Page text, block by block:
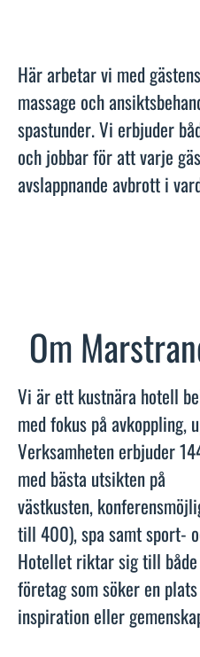
Här arbetar vi med
massage och
spastunder. Vi erbjuder
och jobbar för att varje
avslappnande avbrott i
Om
Vi är ett kustnära hotell
med fokus på avkoppling,
Verksamheten erbjuder
med bästa utsikten på
västkusten,
till 400), spa samt sport-
Hotellet riktar sig till
företag som söker en
inspiration eller